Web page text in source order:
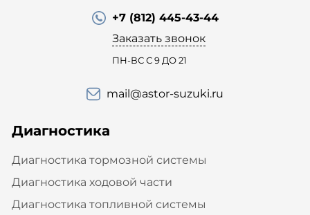
+7 (812) 445-43-44
Заказать звонок
ПН-ВС С 9 ДО 21
mail@astor-suzuki.ru
Диагностика
Диагностика тормозной системы
Диагностика ходовой части
Диагностика топливной системы